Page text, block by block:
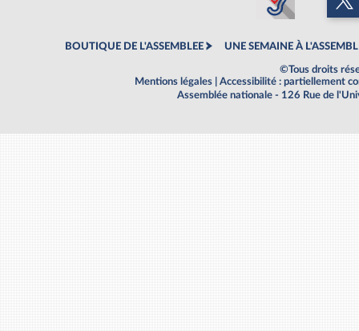
BOUTIQUE DE L'ASSEMBLEE UNE SEMAINE À
©Tous droits
Mentions légales
Accessibilité : partiellement
Assemblée nationale - 126 Rue de